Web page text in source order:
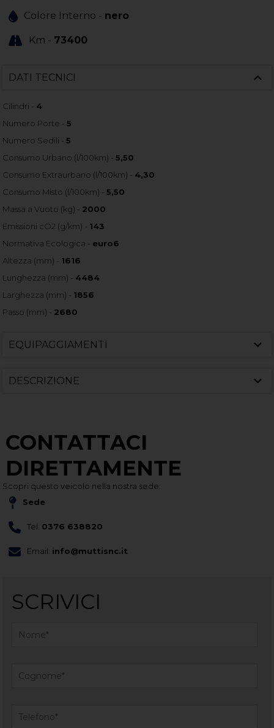
Colore Interno - nero
Km - 73400
DATI TECNICI
Cilindri - 4
Numero Porte -5
Numero Sedili -5
Consumo Urbano (l/100km) -5,50
Consumo Extraurbano (l/100km) - 4,30
Consumo Misto (l/100km) -5,50
Massa a Vuoto (kg) - 2000
Emissioni cO2 (g/km) - 143
Normativa Ecologica - euro6
Altezza (mm) - 1616
Lunghezza (mm) - 4484
Larghezza (mm) - 1856
Passo (mm) - 2680
EQUIPAGGIAMENTI
DESCRIZIONE
CONTATTACI
DIRETTAMENTE
Scopri questo veicolo nella nostra sede:
Sede
Tel. 0376 638820
Email: info@muttisnc.it
SCRIVICI